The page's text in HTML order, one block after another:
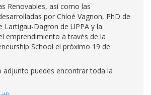
Renovables, así como las
por Chloé Vagnon, PhD de
Lartigau-Dagron de UPPA y la
emprendimiento a través de la
School el próximo 19 de
adjunto puedes encontrar toda la